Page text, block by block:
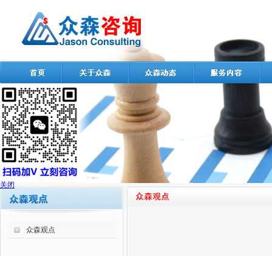
众森观点
关闭